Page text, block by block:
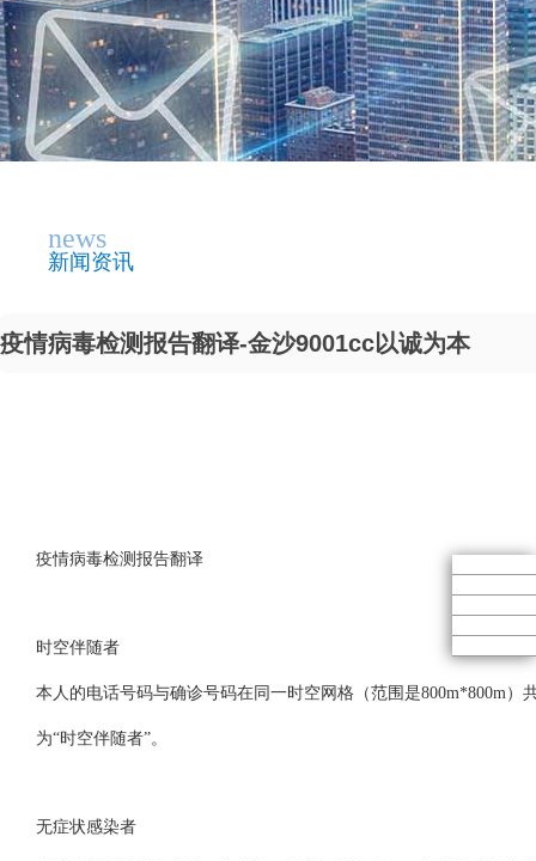
news
新闻资讯
疫情病毒检测报告翻译-金沙9001cc以诚为本
疫情病毒检测报告翻译
时空伴随者
本人的电话号码与确诊号码在同一时空网格（范围是800m*800m
为“时空伴随者”。
无症状感染者